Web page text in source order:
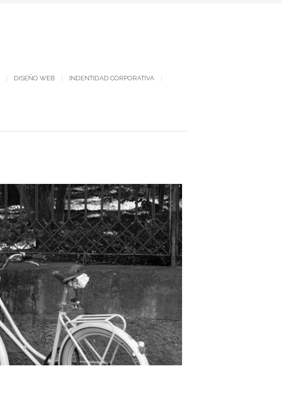
DISEÑO WEB INDENTIDAD CORPORATIVA